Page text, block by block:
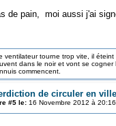
de pain, moi aussi j'ai
ventilateur tourne trop vite, il éteint
dans le noir et vont se
commencent.
de circuler en
#5 le:16 Novembre 2012 à